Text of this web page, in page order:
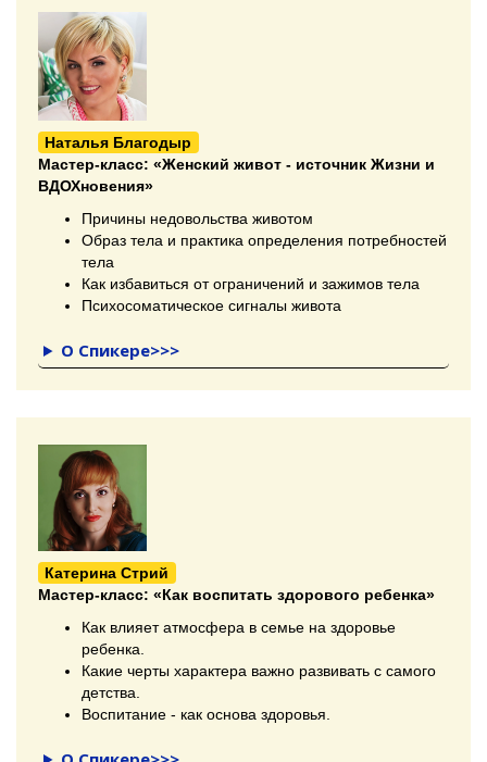
Наталья Благодыр
Мастер-класс: «Женский живот - источник Жизни и
ВДОХновения»
Причины недовольства животом
Образ тела и практика определения потребностей
тела
Как избавиться от ограничений и зажимов тела
Психосоматическое сигналы живота
О Спикере>>>
Катерина Стрий
Мастер-класс: «Как воспитать здорового ребенка»
Как влияет атмосфера в семье на здоровье
ребенка.
Какие черты характера важно развивать с самого
детства.
Воспитание - как основа здоровья.